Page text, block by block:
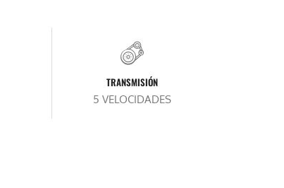
TRANSMISIÓN
5 VELOCIDADES